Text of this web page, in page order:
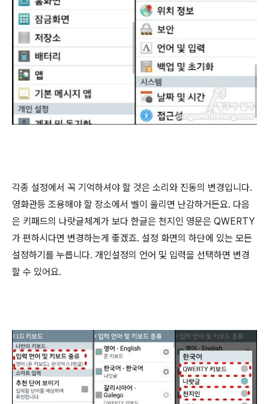
각종 설정에서 꼭 기억하셔야 할 것은 소리와 진동의 변경입니다.
영화관등 조용해야 할 장소에서 벨이 울리면 난감하거든요. 다음
은 키패드의 나랏글체계가 보다 한글은 천지인 영문은 QWERTY
가 편하시다면 변경하는게 좋겠죠. 설정 화면의 하단에 있는 모든
설정하기를 누릅니다. 개인설정의 언어 및 입력을 선택하면 변경
할 수 있어요.